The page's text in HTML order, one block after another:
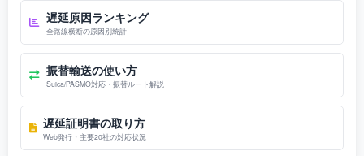
遅延原因ランキング
全路線横断の原因別統計
振替輸送の使い方
Suica/PASMO対応・振替ルート解説
遅延証明書の取り方
Web発行・主要20社の対応状況